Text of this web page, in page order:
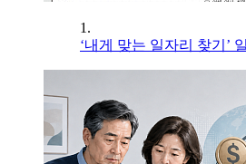
1.
‘내게 맞는 일자리 찾기’